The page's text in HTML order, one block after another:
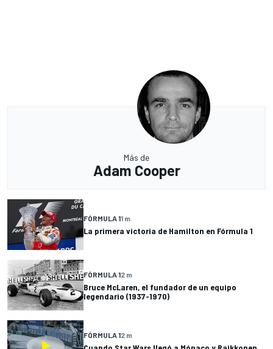
Más de
Adam Cooper
FÓRMULA 11 m
La primera victoria de Hamilton en Fórmula 1
FÓRMULA 12 m
Bruce McLaren, el fundador de un equipo
legendario (1937-1970)
FÓRMULA 12 m